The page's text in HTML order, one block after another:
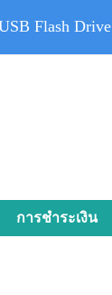
การชำระเงิน
Flash Drive